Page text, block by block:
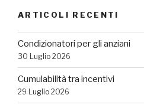
ARTICOLI RECENTI
Condizionatori per gli anziani
30 Luglio 2026
Cumulabilità tra incentivi
29 Luglio 2026